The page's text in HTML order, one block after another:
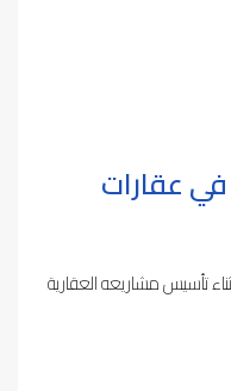
في عقارات
تأسيس مشاريعه العقارية